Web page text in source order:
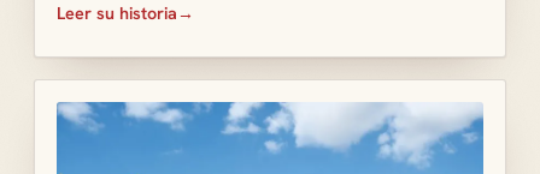
Leer su historia